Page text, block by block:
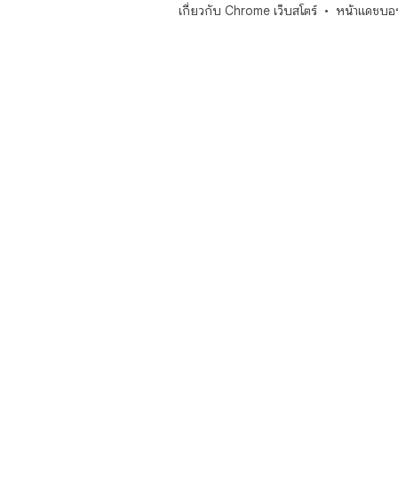
เกี่ยวกับ Chrome เว็บสโตร์ หน้าแดชบ